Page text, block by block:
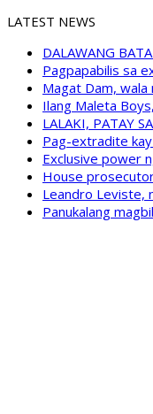
LATEST NEWS
DALAWANG
Pagpapabilis sa
Magat Dam, wala
Ilang Maleta
LALAKI, PATAY
Pag-extradite kay
Exclusive power
House
Leandro Leviste,
Panukalang